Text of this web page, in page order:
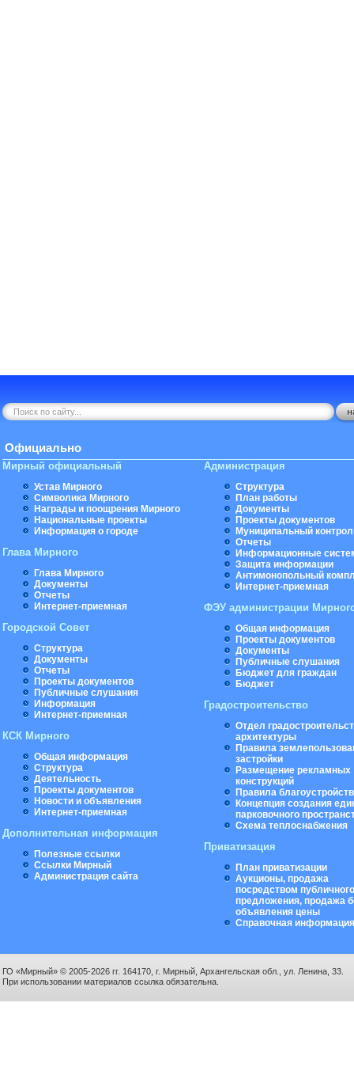
Официально
Мирный официальный
Устав Мирного
Символика Мирного
Награды и поощрения Мирного
Национальные проекты
Информация о городе
Глава Мирного
Глава Мирного
Документы
Отчеты
Интернет-приемная
Городской Совет
Структура
Документы
Отчеты
Проекты документов
Публичные слушания
Информация
Интернет-приемная
КСК Мирного
Общая информация
Структура
Деятельность
Проекты документов
Новости и объявления
Интернет-приемная
Дополнительная информация
Полезные ссылки
Ссылки Мирный
Администрация сайта
Администрация
Структура
План работы
Документы
Проекты документов
Муниципальный
Отчеты
Информационные
Защита информации
Антимонопольный
Интернет-приемная
ФЭУ администрации
Общая информация
Проекты документов
Документы
Публичные слушания
Бюджет для граждан
Бюджет
Градостроительство
Отдел
архитектуры
Правила
застройки
Размещение рекламных
конструкций
Правила
Концепция создания
парковочного
Схема теплоснабжения
Приватизация
План приватизации
Аукционы, продажа
посредством публичного
предложения, продажа
объявления цены
Справочная информация
ГО «Мирный» © 2005-2026 гг. 164170, г. Мирный, Архангельская обл., ул. Ленина, 33.
При использовании материалов ссылка обязательна.